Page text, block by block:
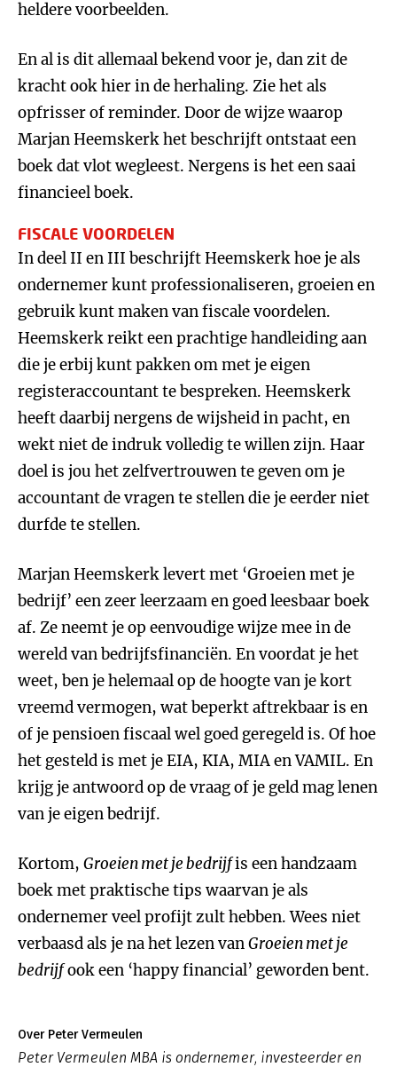
heldere voorbeelden.
En al is dit allemaal bekend voor je, dan zit de
kracht ook hier in de herhaling. Zie het als
opfrisser of reminder. Door de wijze waarop
Marjan Heemskerk het beschrijft ontstaat een
boek dat vlot wegleest. Nergens is het een saai
financieel boek.
FISCALE VOORDELEN
In deel II en III beschrijft Heemskerk hoe je als
ondernemer kunt professionaliseren, groeien en
gebruik kunt maken van fiscale voordelen.
Heemskerk reikt een prachtige handleiding aan
die je erbij kunt pakken om met je eigen
registeraccountant te bespreken. Heemskerk
heeft daarbij nergens de wijsheid in pacht, en
wekt niet de indruk volledig te willen zijn. Haar
doel is jou het zelfvertrouwen te geven om je
accountant de vragen te stellen die je eerder niet
durfde te stellen.
Marjan Heemskerk levert met ‘Groeien met je
bedrijf’ een zeer leerzaam en goed leesbaar boek
af. Ze neemt je op eenvoudige wijze mee in de
wereld van bedrijfsfinanciën. En voordat je het
weet, ben je helemaal op de hoogte van je kort
vreemd vermogen, wat beperkt aftrekbaar is en
of je pensioen fiscaal wel goed geregeld is. Of hoe
het gesteld is met je EIA, KIA, MIA en VAMIL. En
krijg je antwoord op de vraag of je geld mag lenen
van je eigen bedrijf.
Kortom, Groeien met je bedrijfis een handzaam
boek met praktische tips waarvan je als
ondernemer veel profijt zult hebben. Wees niet
verbaasd als je na het lezen vanGroeien met je
bedrijfook een ‘happy financial’ geworden bent.
Over Peter Vermeulen
Peter Vermeulen MBA is ondernemer, investeerder en